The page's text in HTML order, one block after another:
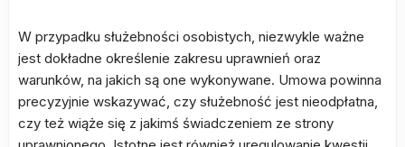
W przypadku służebności osobistych, niezwykle ważne
jest dokładne określenie zakresu uprawnień oraz
warunków, na jakich są one wykonywane. Umowa powinna
precyzyjnie wskazywać, czy służebność jest nieodpłatna,
czy też wiąże się z jakimś świadczeniem ze strony